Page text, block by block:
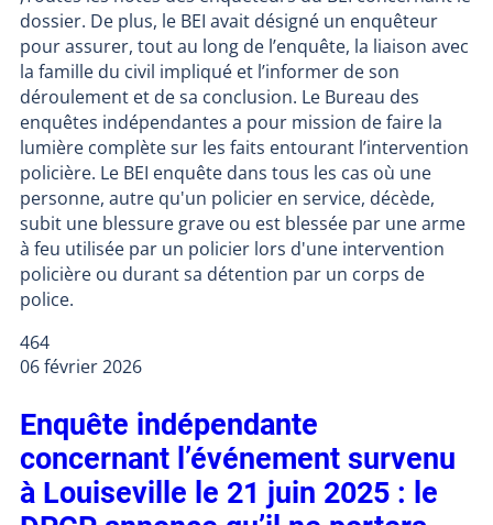
dossier. De plus, le BEI avait désigné un enquêteur
pour assurer, tout au long de l’enquête, la liaison avec
la famille du civil impliqué et l’informer de son
déroulement et de sa conclusion. Le Bureau des
enquêtes indépendantes a pour mission de faire la
lumière complète sur les faits entourant l’intervention
policière. Le BEI enquête dans tous les cas où une
personne, autre qu'un policier en service, décède,
subit une blessure grave ou est blessée par une arme
à feu utilisée par un policier lors d'une intervention
policière ou durant sa détention par un corps de
police.
464
06 février 2026
Enquête indépendante
concernant l’événement survenu
à Louiseville le 21 juin 2025 : le